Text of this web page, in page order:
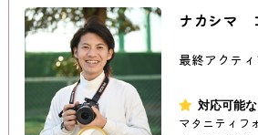
ナカシマ
最終アクテ
対応可能
マタニティフ